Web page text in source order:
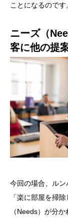
ことになるのです
ニーズ（
客に他の提
今回の場合、ル
「楽に部屋を掃
（Needs）が分か